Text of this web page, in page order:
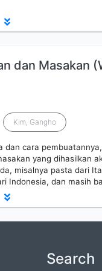
dan Masakan
Kim, Gangho
dan cara
yang dihasilkan
misalnya pasta dari
Indonesia, dan masih
Search